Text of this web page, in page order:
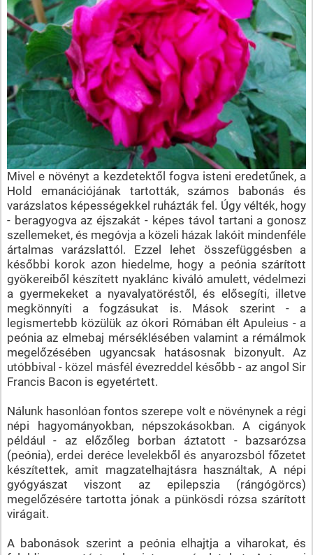
Mivel e növényt a kezdetektől fogva isteni eredetűnek, a
Hold emanációjának tartották, számos babonás és
varázslatos képességekkel ruházták fel. Úgy vélték, hogy
- beragyogva az éjszakát - képes távol tartani a gonosz
szellemeket, és megóvja a közeli házak lakóit mindenféle
ártalmas varázslattól. Ezzel lehet összefüggésben a
későbbi korok azon hiedelme, hogy a peónia szárított
gyökereiből készített nyaklánc kiváló amulett, védelmezi
a gyermekeket a nyavalyatöréstől, és elősegíti, illetve
megkönnyíti a fogzásukat is. Mások szerint - a
legismertebb közülük az ókori Rómában élt Apuleius - a
peónia az elmebaj mérséklésében valamint a rémálmok
megelőzésében ugyancsak hatásosnak bizonyult. Az
utóbbival - közel másfél évezreddel később - az angol Sir
Francis Bacon is egyetértett.
Nálunk hasonlóan fontos szerepe volt e növénynek a régi
népi hagyományokban, népszokásokban. A cigányok
például - az előzőleg borban áztatott - bazsarózsa
(peónia), erdei deréce levelekből és anyarozsból főzetet
készítettek, amit magzatelhajtásra használtak, A népi
gyógyászat viszont az epilepszia (rángógörcs)
megelőzésére tartotta jónak a pünkösdi rózsa szárított
virágait.
A babonások szerint a peónia elhajtja a viharokat, és